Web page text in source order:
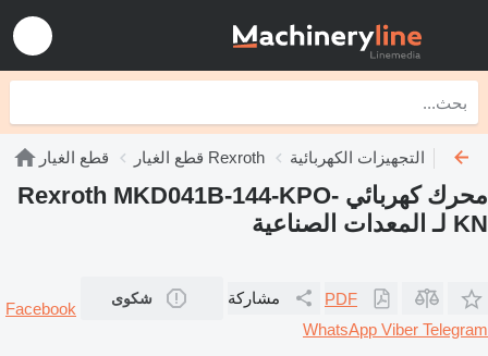
قطع الغيار قطع الغيار Rexroth التجهيزات الكهربائية Rexroth
محرك كهربائي Rexroth MKD041B-144-KPO-
KN لـ المعدات الصناعية
PDF مشاركة شكوى
Facebook
WhatsApp Viber Telegram